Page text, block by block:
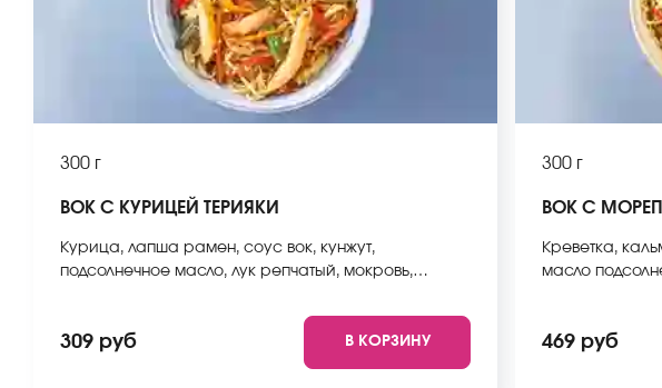
300 г
ВОК С КУРИЦЕЙ ТЕРИЯКИ
Курица, лапша рамен, соус вок, кунжут,
подсолнечное масло, лук репчатый, мокровь,
перец. *Внешний вид блюда может отличаться от
фото на сайте.
309 руб В КОРЗИНУ
300 г
ВОК С
Креветка,
масло
перец.
фото на сайте.
469 руб